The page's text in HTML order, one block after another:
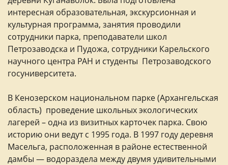
интересная образовательная, экскурсионная и
культурная программа, занятия проводили
сотрудники парка, преподаватели школ
Петрозаводска и Пудожа, сотрудники Карельского
научного центра РАН и студенты Петрозаводского
госуниверситета.
В Кенозерском национальном парке (Архангельская
область) проведение школьных экологических
лагерей – одна из визитных карточек парка. Свою
историю они ведут с 1995 года. В 1997 году деревня
Масельга, расположенная в районе естественной
дамбы — водораздела между двумя удивительными